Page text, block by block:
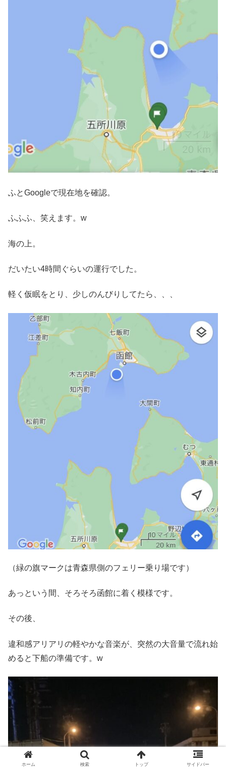
ふとGoogleで現在地を確認。
ふふふ、笑えます。w
海の上。
だいたい4時間ぐらいの運行でした。
軽く仮眠をとり、少しのんびりしてたら、、、
（緑の旗マークは青森県側のフェリー乗り場です）
あっという間、そろそろ函館に着く模様です。
その後、
違和感アリアリの軽やかな音楽が、突然の大音量で流れ始
めると下船の準備です。w
ホーム 検索 トップ サイドバー